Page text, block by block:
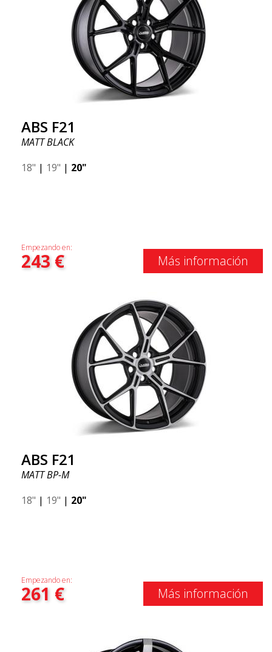
ABS F21
MATT BLACK
18" | 19" | 20"
Empezando en:
243€ Más información
ABS F21
MATT BP-M
18" | 19" | 20"
Empezando en:
261 € Más información